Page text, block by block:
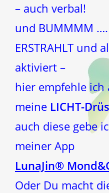
– auch verbal!
und BUMMMM
ERSTRAHLT und
aktiviert –
hier empfehle ich
meine LICHT-
auch diese gebe
meiner App
LunaJin®
Oder Du macht